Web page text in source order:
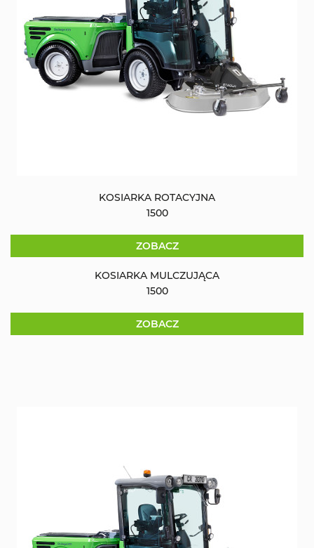
KOSIARKA ROTACYJNA
1500
ZOBACZ
KOSIARKA MULCZUJĄCA
1500
ZOBACZ